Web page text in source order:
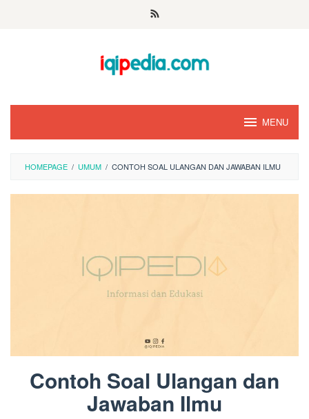
MENU
HOMEPAGE / UMUM / CONTOH SOAL ULANGAN DAN JAWABAN ILMU
Contoh Soal Ulangan dan
Jawaban Ilmu